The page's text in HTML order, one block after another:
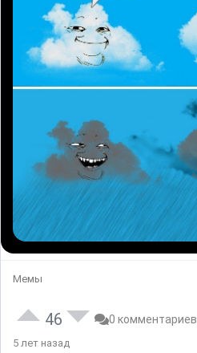
Мемы
46 0 комментариев
5 лет назад